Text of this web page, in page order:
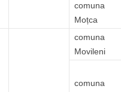
comuna
Moțca
comuna
Movileni
comuna